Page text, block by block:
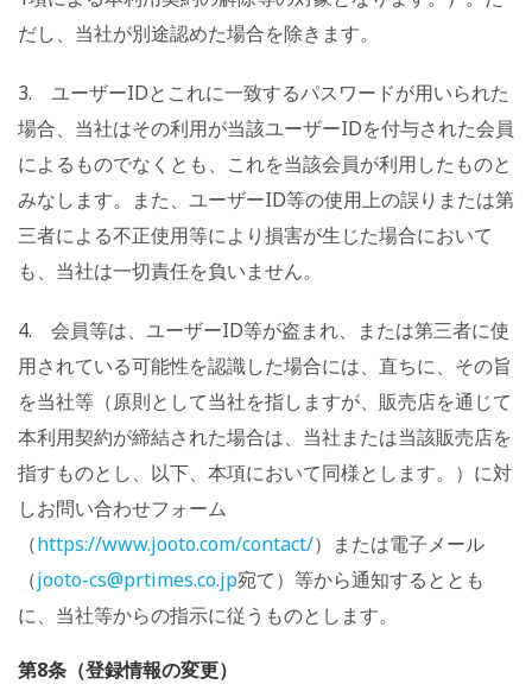
だし、当社が別途認めた場合を除きます。
3. ユーザーIDとこれに一致するパスワードが用いられた
場合、当社はその利用が当該ユーザーIDを付与された会員
によるものでなくとも、これを当該会員が利用したものと
みなします。また、ユーザーID等の使用上の誤りまたは第
三者による不正使用等により損害が生じた場合において
も、当社は一切責任を負いません。
4. 会員等は、ユーザーID等が盗まれ、または第三者に使
用されている可能性を認識した場合には、直ちに、その旨
を当社等（原則として当社を指しますが、販売店を通じて
本利用契約が締結された場合は、当社または当該販売店を
指すものとし、以下、本項において同様とします。）に対
しお問い合わせフォーム
（https://www.jooto.com/contact/）または電子メール
（jooto-cs@prtimes.co.jp宛て）等から通知するととも
に、当社等からの指示に従うものとします。
第8条（登録情報の変更）